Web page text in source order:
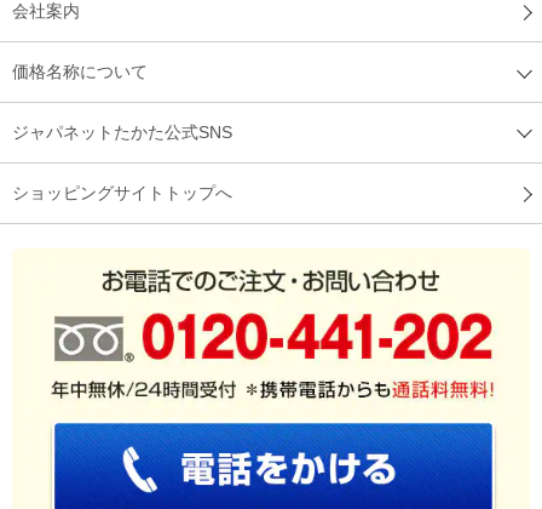
会社案内
価格名称について
ジャパネットたかた公式SNS
ショッピングサイトトップへ